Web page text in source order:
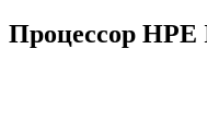
Процессор HPE